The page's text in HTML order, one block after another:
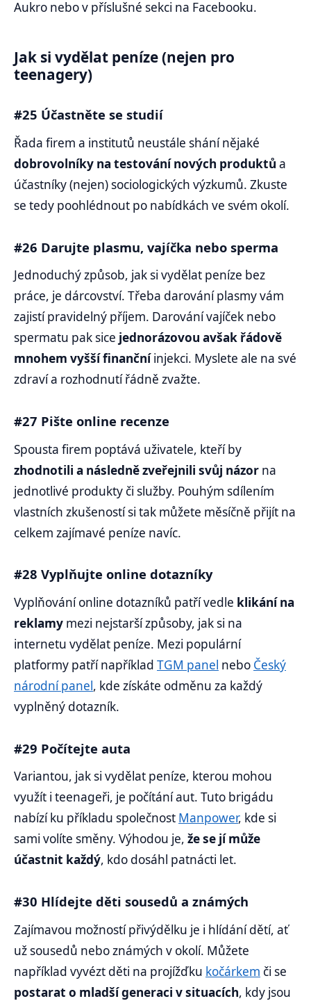
Aukro nebo v příslušné sekci na Facebooku.
Jak si vydělat peníze (nejen pro
teenagery)
#25 Účastněte se studií
Řada firem a institutů neustále shání nějaké
dobrovolníky na testování nových produktů a
účastníky (nejen) sociologických výzkumů. Zkuste
se tedy poohlédnout po nabídkách ve svém okolí.
#26 Darujte plasmu, vajíčka nebo sperma
Jednoduchý způsob, jak si vydělat peníze bez
práce, je dárcovství. Třeba darování plasmy vám
zajistí pravidelný příjem. Darování vajíček nebo
spermatu pak sice jednorázovou avšak řádově
mnohem vyšší finančníinjekci. Myslete ale na své
zdraví a rozhodnutí řádně zvažte.
#27 Pište online recenze
Spousta firem poptává uživatele, kteří by
zhodnotili a následně zveřejnili svůj názor na
jednotlivé produkty či služby. Pouhým sdílením
vlastních zkušeností si tak můžete měsíčně přijít na
celkem zajímavé peníze navíc.
#28 Vyplňujte online dotazníky
Vyplňování online dotazníků patří vedle klikání na
reklamy mezi nejstarší způsoby, jak si na
internetu vydělat peníze. Mezi populární
platformy patří například TGM panel nebo Český
národní panel, kde získáte odměnu za každý
vyplněný dotazník.
#29 Počítejte auta
Variantou, jak si vydělat peníze, kterou mohou
využít i teenageři, je počítání aut. Tuto brigádu
nabízí ku příkladu společnost Manpower, kde si
sami volíte směny. Výhodou je, že se jí může
účastnit každý, kdo dosáhl patnácti let.
#30 Hlídejte děti sousedů a známých
Zajímavou možností přivýdělku je i hlídání dětí, ať
už sousedů nebo známých v okolí. Můžete
například vyvézt děti na projížďku kočárkem či se
postarat o mladší generaci v situacích, kdy jsou